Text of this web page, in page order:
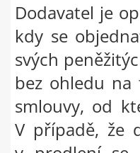
Dodavatel je
kdy se
svých
bez ohledu na
smlouvy, od
V případě, že